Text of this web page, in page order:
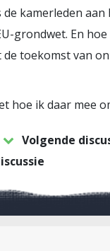
kamerleden aan
grondwet. En
toekomst van
hoe ik daar mee
Volgende